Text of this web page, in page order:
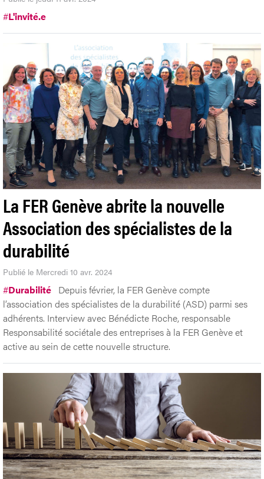
#L'invité.e
La FER Genève abrite la nouvelle
Association des spécialistes de la
durabilité
Publié le Mercredi 10 avr. 2024
#Durabilité Depuis février, la FER Genève compte
l’association des spécialistes de la durabilité (ASD) parmi ses
adhérents. Interview avec Bénédicte Roche, responsable
Responsabilité sociétale des entreprises à la FER Genève et
active au sein de cette nouvelle structure.